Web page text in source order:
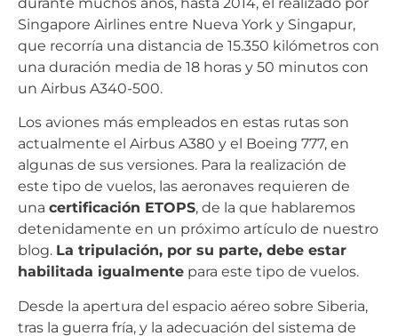
Singapore Airlines entre Nueva York y Singapur,
que recorría una distancia de 15.350 kilómetros con
una duración media de 18 horas y 50 minutos con
un Airbus A340-500.
Los aviones más empleados en estas rutas son
actualmente el Airbus A380 y el Boeing 777, en
algunas de sus versiones. Para la realización de
este tipo de vuelos, las aeronaves requieren de
una certificación ETOPS, de la que hablaremos
detenidamente en un próximo artículo de nuestro
blog. La tripulación, por su parte, debe estar
habilitada igualmente para este tipo de vuelos.
Desde la apertura del espacio aéreo sobre Siberia,
tras la guerra fría, y la adecuación del sistema de